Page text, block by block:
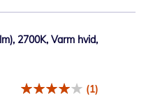
2700K, Varm hvid,
(1)